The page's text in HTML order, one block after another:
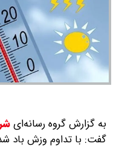
به گزارش گروه رسانه‌ای
گفت: با تداوم وزش باد